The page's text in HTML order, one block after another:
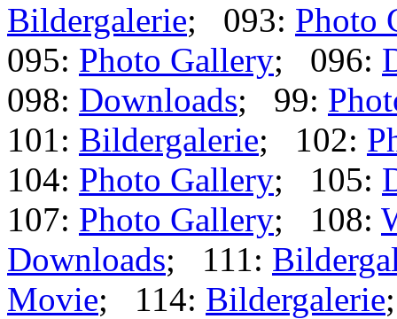
Bildergalerie; 093: Photo
095: Photo Gallery; 096:
098: Downloads; 99:
101: Bildergalerie; 102:
104: Photo Gallery; 105:
107: Photo Gallery; 108:
Downloads; 111:
Movie; 114: Bildergalerie